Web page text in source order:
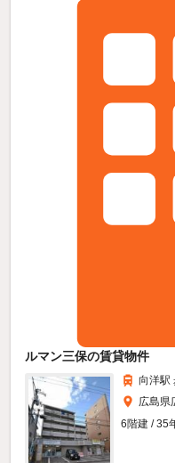
ルマン三保の賃貸物件
向洋駅
広島県
6階建 / 35